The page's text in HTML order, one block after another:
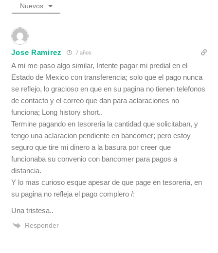
Nuevos
Jose Ramirez 7 años
A mi me paso algo similar, Intente pagar mi predial en el
Estado de Mexico con transferencia; solo que el pago nunca
se reflejo, lo gracioso en que en su pagina no tienen telefonos
de contacto y el correo que dan para aclaraciones no
funciona; Long history short..
Termine pagando en tesoreria la cantidad que solicitaban, y
tengo una aclaracion pendiente en bancomer; pero estoy
seguro que tire mi dinero a la basura por creer que
funcionaba su convenio con bancomer para pagos a
distancia.
Y lo mas curioso esque apesar de que page en tesoreria, en
su pagina no refleja el pago complero /:
Una tristesa..
Responder